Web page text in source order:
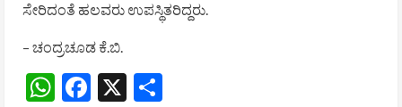
ಸೇರಿದಂತೆ ಹಲವರು ಉಪಸ್ಥಿತರಿದ್ದರು.
– ಚಂದ್ರಚೂಡ ಕೆ.ಬಿ.
WhatsApp
Facebook
X